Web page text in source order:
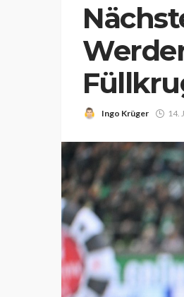
Ingo Krüger 14.